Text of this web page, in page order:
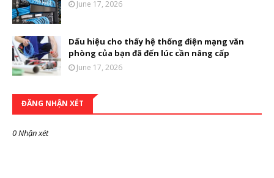
June 17, 2026
Dấu hiệu cho thấy hệ thống điện mạng văn
phòng của bạn đã đến lúc cần nâng cấp
June 17, 2026
ĐĂNG NHẬN XÉT
0 Nhận xét